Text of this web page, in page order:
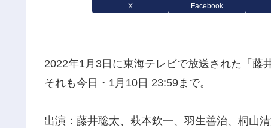
X Facebook
2022年1月3日に東海テレビで放送された「藤
それも今日・1月10日 23:59まで。
出演：藤井聡太、萩本欽一、羽生善治、桐山